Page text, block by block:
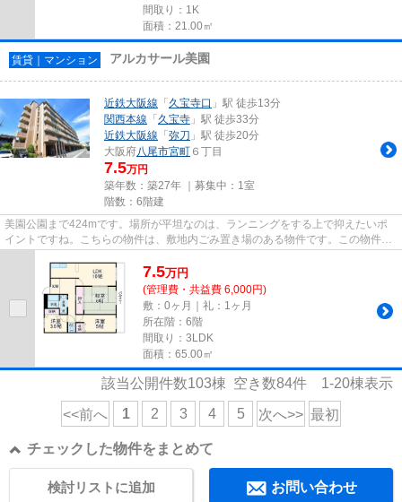
間取り：1K
面積：21.00㎡
賃貸｜マンション アルカサール美園
近鉄大阪線 「久宝寺口 」駅 徒歩13分
関西本線 「久宝寺 」駅 徒歩33分
近鉄大阪線 「弥刀 」駅 徒歩20分
大阪府八尾市宮町 ６丁目
7.5万円
築年数：築27年 ｜募集中： 1室
階数：6階建
美園公園まで424mです。場所が平坦なのは、ランニングをする上で抑えたいポ
イントですね。こちらの物件は、敷地内ごみ置き場のある物件です。この物件は
駅まで徒歩13分の立地です。当...
7.5万円
(管理費・共益費 6,000円)
敷：0ヶ月｜礼：1ヶ月
所在階：6階
間取り：3LDK
面積：65.00㎡
該当公開件数103棟 空き数84件 1-20棟表示
<<前へ 1 2 3 4 5 次へ>> 最初
チェックした物件をまとめて
お問い合わせ
検討リストに追加